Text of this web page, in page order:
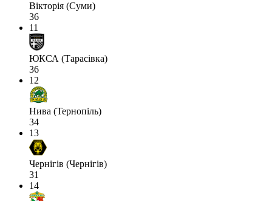
Вікторія (Суми)
36
11
ЮКСА (Тарасівка)
36
12
Нива (Тернопіль)
34
13
Чернігів (Чернігів)
31
14